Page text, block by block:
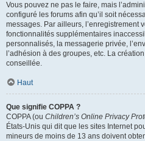
Vous pouvez ne pas le faire, mais
configuré les forums afin qu’il soit
messages. Par ailleurs, l’enregistrement
fonctionnalités supplémentaires
personnalisés, la messagerie privée,
l’adhésion à des groupes, etc. La
conseillée.
Haut
Que signifie COPPA ?
COPPA (ou Children’s Online Privacy
États-Unis qui dit que les sites Internet
mineurs de moins de 13 ans doivent